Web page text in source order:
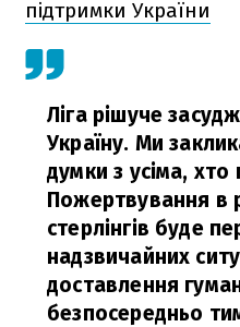
підтримки України
Ліга рішуче
Україну. Ми
думки з усіма,
Пожертвування в
стерлінгів буде
надзвичайних
доставлення
безпосередньо